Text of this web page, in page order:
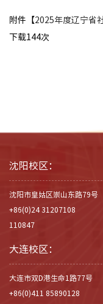
附件【 2025年度辽宁省
下载144次
沈阳校区：
沈阳市皇姑区崇山东路79号
+86(0)24 31207108
110847
大连校区：
大连市双D港生命1路77号
+86(0)411 85890128